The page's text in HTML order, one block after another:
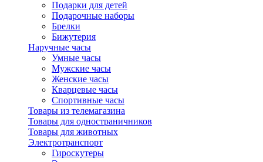
Подарки для детей
Подарочные наборы
Брелки
Бижутерия
Наручные часы
Умные часы
Мужские часы
Женские часы
Кварцевые часы
Спортивные часы
Товары из телемагазина
Товары для одностраничников
Товары для животных
Электротранспорт
Гироскутеры